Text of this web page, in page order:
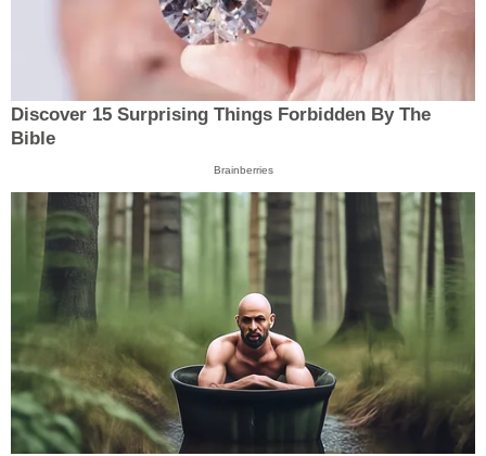
Discover 15 Surprising Things Forbidden By The
Bible
Brainberries